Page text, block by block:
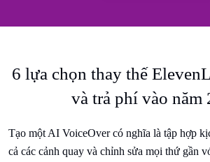
6 lựa chọn thay thế
và trả phí vào năm
Tạo một AI VoiceOver có nghĩa là tập hợp
cả các cảnh quay và chỉnh sửa mọi thứ gần